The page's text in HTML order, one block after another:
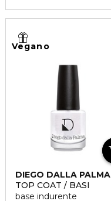
Vegano
DIEGO DALLA PALMA
TOP COAT / BASI
base indurente